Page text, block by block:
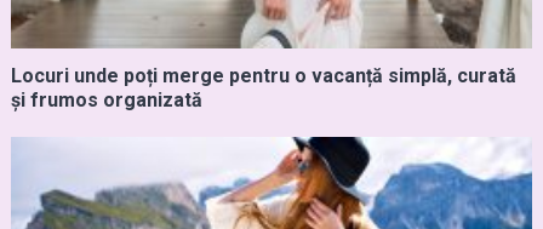
Locuri unde poți merge pentru o vacanță simplă, curată
și frumos organizată